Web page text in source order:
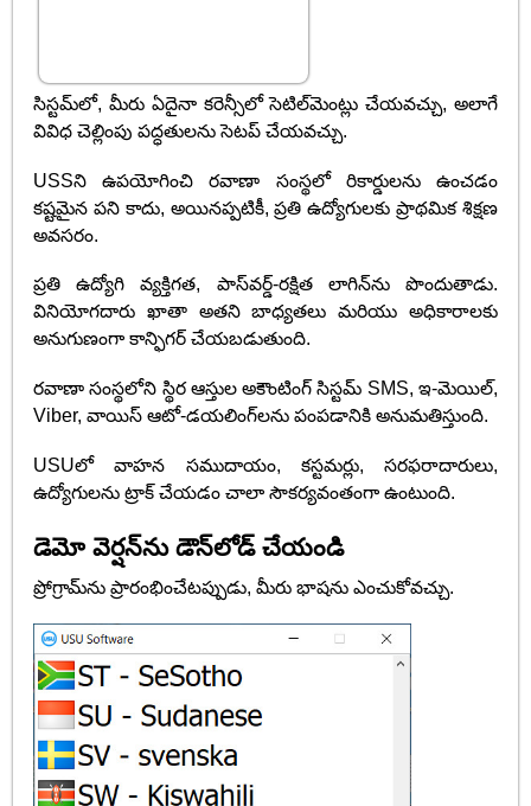
సిస్టమ్‌లో, మీరు ఏదైనా కరెన్సీలో సెటిల్‌మెంట్లు చేయవచ్చు, అలాగే
వివిధ చెల్లింపు పద్ధతులను సెటప్ చేయవచ్చు.
USSని ఉపయోగించి రవాణా సంస్థలో రికార్డులను ఉంచడం
కష్టమైన పని కాదు, అయినప్పటికీ, ప్రతి ఉద్యోగులకు ప్రాథమిక శిక్షణ
అవసరం.
ప్రతి ఉద్యోగి వ్యక్తిగత, పాస్‌వర్డ్-రక్షిత లాగిన్‌ను పొందుతాడు.
వినియోగదారు ఖాతా అతని బాధ్యతలు మరియు అధికారాలకు
అనుగుణంగా కాన్ఫిగర్ చేయబడుతుంది.
రవాణా సంస్థలోని స్థిర ఆస్తుల అకౌంటింగ్ సిస్టమ్ SMS, ఇ-మెయిల్,
Viber, వాయిస్ ఆటో-డయలింగ్‌లను పంపడానికి అనుమతిస్తుంది.
USUలో వాహన సముదాయం, కస్టమర్లు, సరఫరాదారులు,
ఉద్యోగులను ట్రాక్ చేయడం చాలా సౌకర్యవంతంగా ఉంటుంది.
డెమో వెర్షన్‌ను డౌన్‌లోడ్ చేయండి
ప్రోగ్రామ్‌ను ప్రారంభించేటప్పుడు, మీరు భాషను ఎంచుకోవచ్చు.